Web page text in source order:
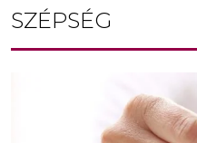
SZÉPSÉG